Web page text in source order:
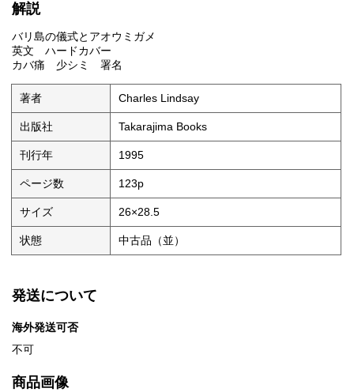
解説
バリ島の儀式とアオウミガメ
英文 ハードカバー
カバ痛 少シミ 署名
著者 Charles Lindsay
出版社 Takarajima Books
刊行年 1995
ページ数 123p
サイズ 26×28.5
状態 中古品（並）
発送について
海外発送可否
不可
商品画像